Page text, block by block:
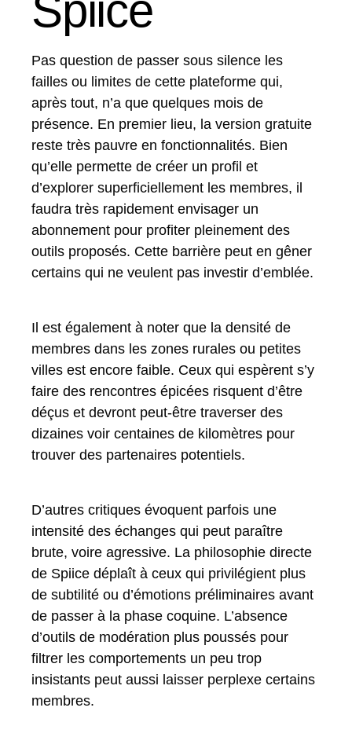
Pas question de passer sous silence les
failles ou limites de cette plateforme qui,
après tout, n’a que quelques mois de
présence. En premier lieu, la version gratuite
reste très pauvre en fonctionnalités. Bien
qu’elle permette de créer un profil et
d’explorer superficiellement les membres, il
faudra très rapidement envisager un
abonnement pour profiter pleinement des
outils proposés. Cette barrière peut en gêner
certains qui ne veulent pas investir d’emblée.
Il est également à noter que la densité de
membres dans les zones rurales ou petites
villes est encore faible. Ceux qui espèrent s’y
faire des rencontres épicées risquent d’être
déçus et devront peut-être traverser des
dizaines voir centaines de kilomètres pour
trouver des partenaires potentiels.
D’autres critiques évoquent parfois une
intensité des échanges qui peut paraître
brute, voire agressive. La philosophie directe
de Spiice déplaît à ceux qui privilégient plus
de subtilité ou d’émotions préliminaires avant
de passer à la phase coquine. L’absence
d’outils de modération plus poussés pour
filtrer les comportements un peu trop
insistants peut aussi laisser perplexe certains
membres.